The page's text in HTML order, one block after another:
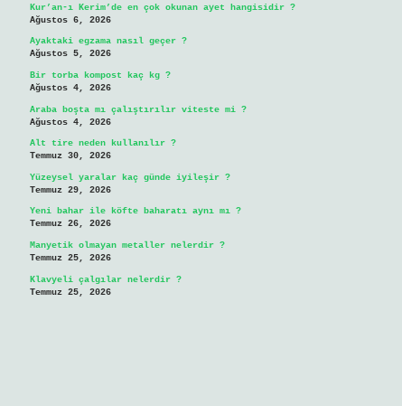
Kur’an-ı Kerim’de en çok okunan ayet hangisidir ?
Ağustos 6, 2026
Ayaktaki egzama nasıl geçer ?
Ağustos 5, 2026
Bir torba kompost kaç kg ?
Ağustos 4, 2026
Araba boşta mı çalıştırılır viteste mi ?
Ağustos 4, 2026
Alt tire neden kullanılır ?
Temmuz 30, 2026
Yüzeysel yaralar kaç günde iyileşir ?
Temmuz 29, 2026
Yeni bahar ile köfte baharatı aynı mı ?
Temmuz 26, 2026
Manyetik olmayan metaller nelerdir ?
Temmuz 25, 2026
Klavyeli çalgılar nelerdir ?
Temmuz 25, 2026